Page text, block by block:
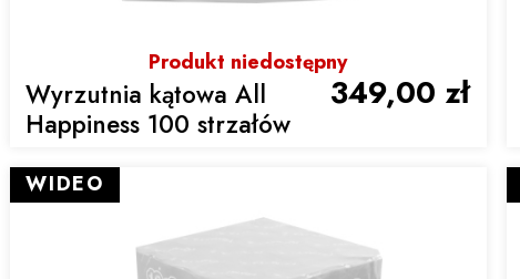
Produkt niedostępny
Wyrzutnia kątowa All
Happiness 100 strzałów
349,00 zł
WIDEO